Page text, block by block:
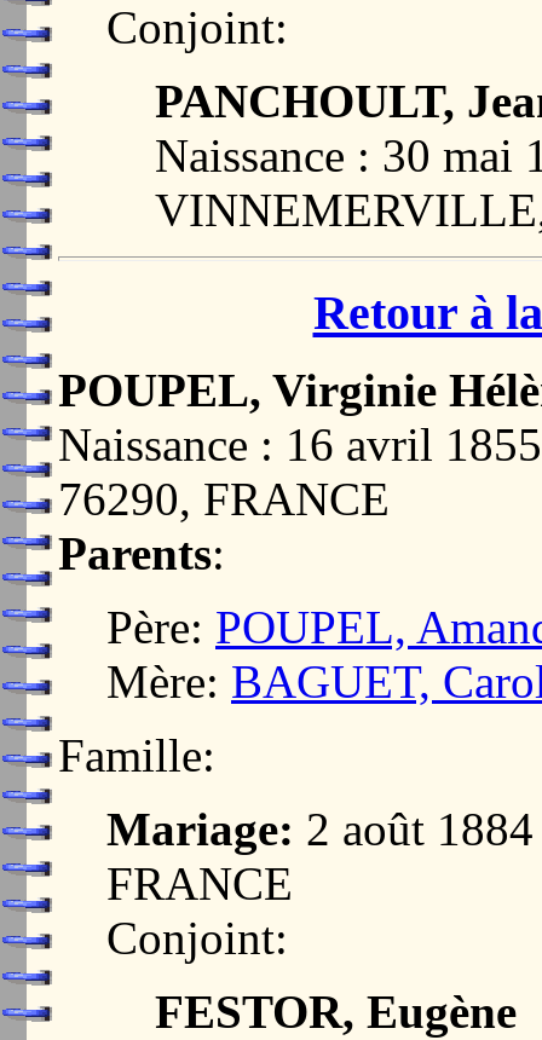
Conjoint:
PANCHOULT,
Naissance : 30 mai
Retour à
POUPEL, Virginie
Naissance : 16 avril
76290, FRANCE
Parents:
Père: POUPEL,
Mère: BAGUET,
Famille:
Mariage: 2 août
FRANCE
Conjoint:
FESTOR, Eugène